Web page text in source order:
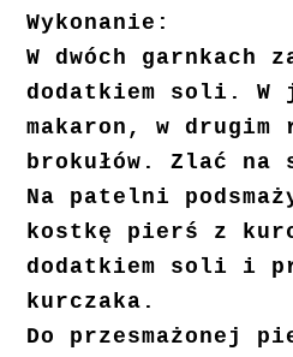
Wykonanie:
W dwóch garnkach
dodatkiem soli. W
makaron, w drugim
brokułów. Zlać na
Na patelni
kostkę pierś z
dodatkiem soli i
kurczaka.
Do przesmażonej